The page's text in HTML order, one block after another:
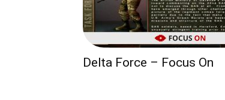
Delta Force – Focus On